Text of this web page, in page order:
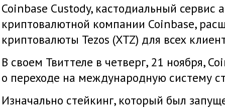
Coinbase Custody, кастодиальный сервис
криптовалютной компании Coinbase,
криптовалюты Tezos (XTZ) для всех
В своем Твиттеле в четверг, 21 ноября,
о переходе на международную систему
Изначально стейкинг, который был